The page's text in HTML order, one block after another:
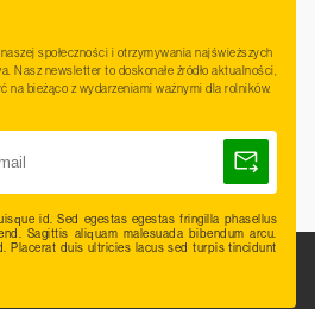
społeczności i otrzymywania najświeższych
Nasz newsletter to doskonałe źródło aktualności,
na bieżąco z wydarzeniami ważnymi dla rolników.
id. Sed egestas egestas fringilla phasellus
Sagittis aliquam malesuada bibendum arcu.
Placerat duis ultricies lacus sed turpis tincidunt